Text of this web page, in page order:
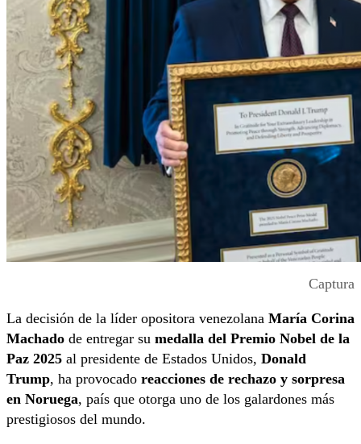
Captura
La decisión de la líder opositora venezolana María Corina
Machado de entregar su medalla del Premio Nobel de la
Paz 2025 al presidente de Estados Unidos, Donald
Trump, ha provocado reacciones de rechazo y sorpresa
en Noruega, país que otorga uno de los galardones más
prestigiosos del mundo.